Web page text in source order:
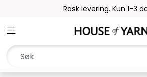
Skip to main contentRask levering. Kun 1-3
Toggle navigation
Oppskrifter